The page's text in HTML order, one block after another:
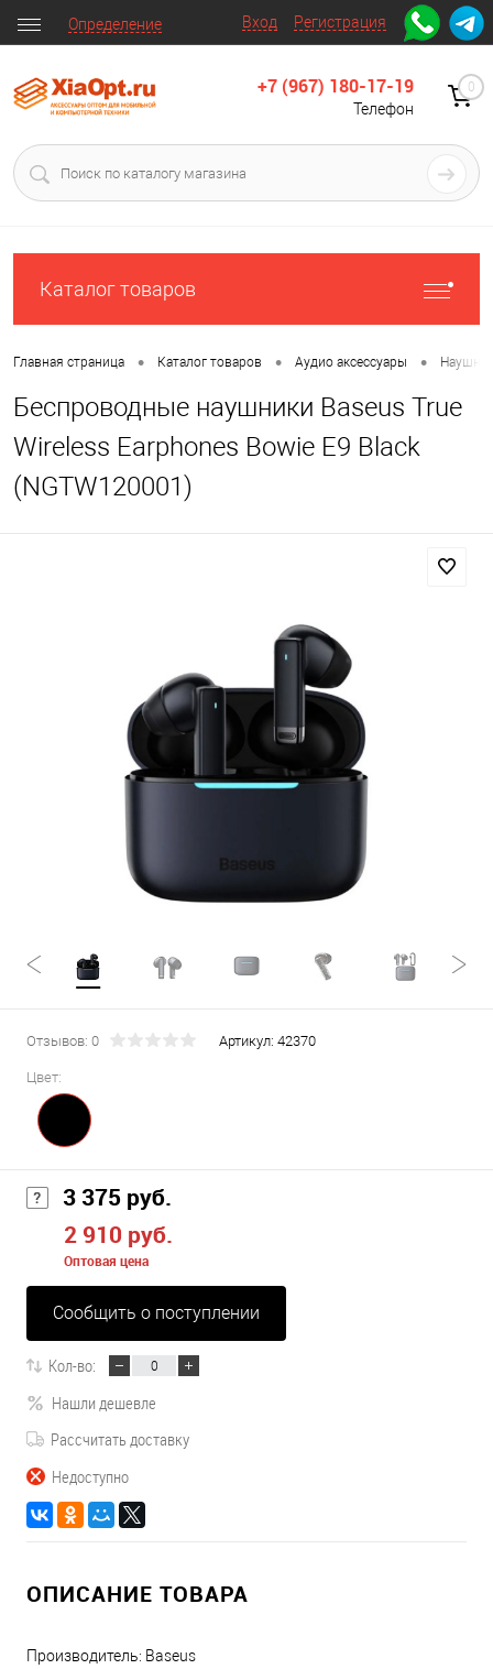
Вход Регистрация
Определение
+7 (967) 180-17-19
Телефон
0
Каталог товаров
Главная страница • Каталог товаров • Аудио аксессуары •
Беспроводные наушники Baseus True
Wireless Earphones Bowie E9 Black
(NGTW120001)
Отзывов: 0 Артикул: 42370
Цвет:
3 375 руб.
2 910 руб.
Оптовая цена
Сообщить о поступлении
Кол-во:
Нашли дешевле
Рассчитать доставку
Недоступно
ОПИСАНИЕ ТОВАРА
Производитель: Baseus